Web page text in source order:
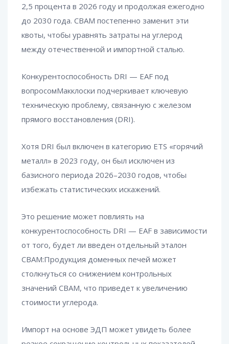
2,5 процента в 2026 году и продолжая ежегодно
до 2030 года. CBAM постепенно заменит эти
квоты, чтобы уравнять затраты на углерод
между отечественной и импортной сталью.
Конкурентоспособность DRI — EAF под
вопросомМакклоски подчеркивает ключевую
техническую проблему, связанную с железом
прямого восстановления (DRI).
Хотя DRI был включен в категорию ETS «горячий
металл» в 2023 году, он был исключен из
базисного периода 2026–2030 годов, чтобы
избежать статистических искажений.
Это решение может повлиять на
конкурентоспособность DRI — EAF в зависимости
от того, будет ли введен отдельный эталон
CBAM:Продукция доменных печей может
столкнуться со снижением контрольных
значений CBAM, что приведет к увеличению
стоимости углерода.
Импорт на основе ЭДП может увидеть более